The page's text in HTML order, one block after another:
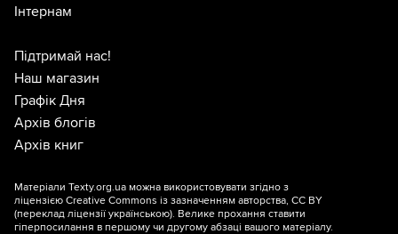
Інтернам
Підтримай нас!
Наш магазин
Графік Дня
Архів блогів
Архів книг
Матеріали Texty.org.ua можна використовувати згідно з
ліцензією Creative Commons із зазначенням авторства, CC BY
(переклад ліцензії українською). Велике прохання ставити
гіперпосилання в першому чи другому абзаці вашого матеріалу.